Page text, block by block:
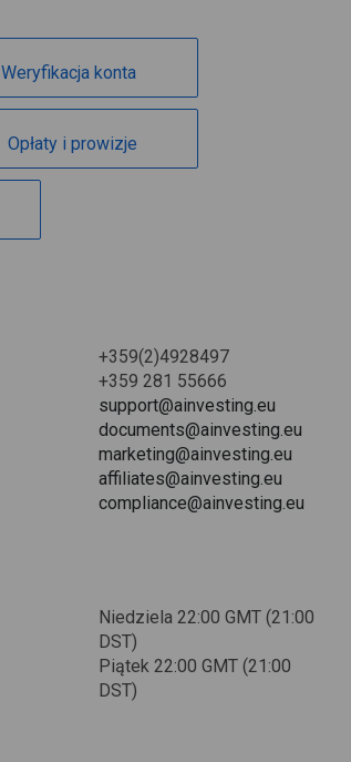
Weryfikacja konta
Opłaty i prowizje
+359(2)4928497
+359 281 55666
support@ainvesting.eu
documents@ainvesting.eu
marketing@ainvesting.eu
affiliates@ainvesting.eu
compliance@ainvesting.eu
Niedziela 22:00 GMT (21:00
DST)
Piątek 22:00 GMT (21:00
DST)